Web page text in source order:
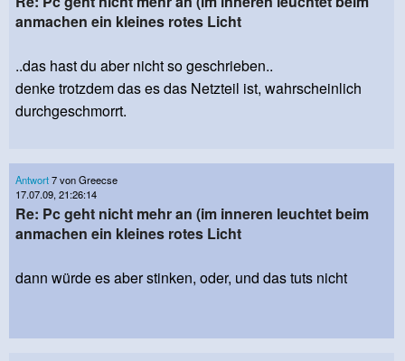
anmachen ein kleines rotes Licht
..das hast du aber nicht so geschrieben..
denke trotzdem das es das Netzteil ist, wahrscheinlich
durchgeschmorrt.
Antwort7 von Greecse
17.07.09, 21:26:14
Re: Pc geht nicht mehr an (im inneren leuchtet beim
anmachen ein kleines rotes Licht
dann würde es aber stinken, oder, und das tuts nicht